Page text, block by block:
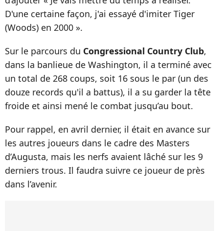
D'une certaine façon, j'ai essayé d'imiter Tiger
(Woods) en 2000 ».
Sur le parcours du Congressional Country Club,
dans la banlieue de Washington, il a terminé avec
un total de 268 coups, soit 16 sous le par (un des
douze records qu'il a battus), il a su garder la tête
froide et ainsi mené le combat jusqu’au bout.
Pour rappel, en avril dernier, il était en avance sur
les autres joueurs dans le cadre des Masters
d’Augusta, mais les nerfs avaient lâché sur les 9
derniers trous. Il faudra suivre ce joueur de près
dans l’avenir.